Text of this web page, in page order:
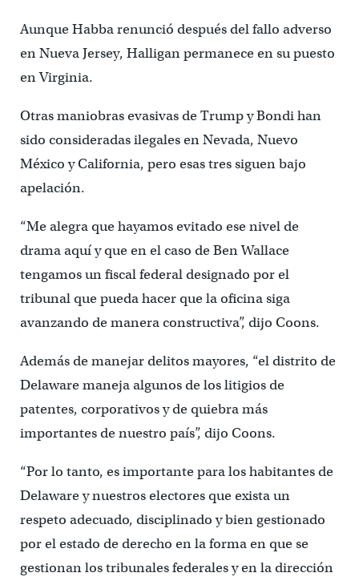
Aunque Habba renunció después del fallo adverso
en Nueva Jersey, Halligan permanece en su puesto
en Virginia.
Otras maniobras evasivas de Trump y Bondi han
sido consideradas ilegales en Nevada, Nuevo
México y California, pero esas tres siguen bajo
apelación.
“Me alegra que hayamos evitado ese nivel de
drama aquí y que en el caso de Ben Wallace
tengamos un fiscal federal designado por el
tribunal que pueda hacer que la oficina siga
avanzando de manera constructiva”, dijo Coons.
Además de manejar delitos mayores, “el distrito de
Delaware maneja algunos de los litigios de
patentes, corporativos y de quiebra más
importantes de nuestro país”, dijo Coons.
“Por lo tanto, es importante para los habitantes de
Delaware y nuestros electores que exista un
respeto adecuado, disciplinado y bien gestionado
por el estado de derecho en la forma en que se
gestionan los tribunales federales y en la dirección